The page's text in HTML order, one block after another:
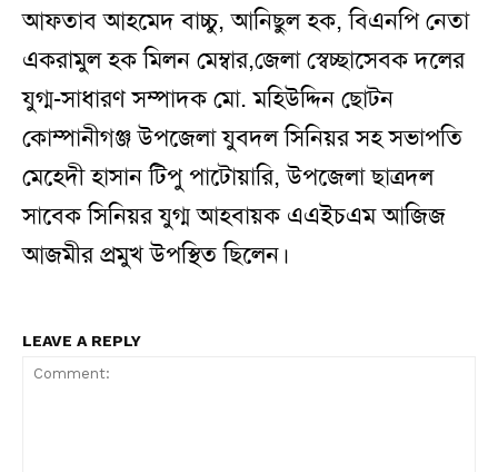
আফতাব আহমেদ বাচ্চু, আনিছুল হক, বিএনপি নেতা
একরামুল হক মিলন মেম্বার,জেলা স্বেচ্ছাসেবক দলের
যুগ্ম-সাধারণ সম্পাদক মো. মহিউদ্দিন ছোটন
কোম্পানীগঞ্জ উপজেলা যুবদল সিনিয়র সহ সভাপতি
মেহেদী হাসান টিপু পাটোয়ারি, উপজেলা ছাত্রদল
সাবেক সিনিয়র যুগ্ম আহবায়ক এএইচএম আজিজ
আজমীর প্রমুখ উপস্থিত ছিলেন।
LEAVE A REPLY